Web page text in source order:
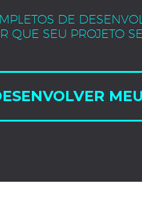
DE
QUE SEU PROJETO